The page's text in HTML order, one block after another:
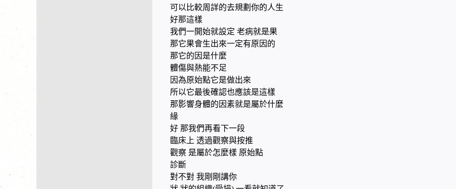
可以比較周詳的去規劃你的人生
好那這樣
我們一開始就設定 老病就是果
那它果會生出來一定有原因的
那它的因是什麼
體傷與熱能不足
因為原始點它是做出來
所以它最後確認也應該是這樣
那影響身體的因素就是屬於什麼
緣
好 那我們再看下一段
臨床上 透過觀察與按推
觀察 是屬於怎麼樣 原始點
診斷
對不對 我剛剛講你